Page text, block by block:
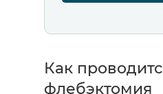
Как
флебэктомия